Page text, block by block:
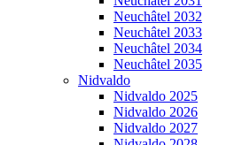
Neuchâtel 2032
Neuchâtel 2033
Neuchâtel 2034
Neuchâtel 2035
Nidvaldo
Nidvaldo 2025
Nidvaldo 2026
Nidvaldo 2027